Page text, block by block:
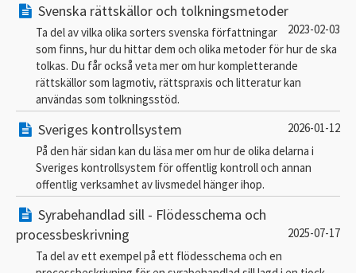
Svenska rättskällor och tolkningsmetoder
2023-02-03
Ta del av vilka olika sorters svenska författningar
som finns, hur du hittar dem och olika metoder för hur de ska
tolkas. Du får också veta mer om hur kompletterande
rättskällor som lagmotiv, rättspraxis och litteratur kan
användas som tolkningsstöd.
Sveriges kontrollsystem
2026-01-12
På den här sidan kan du läsa mer om hur de olika delarna i
Sveriges kontrollsystem för offentlig kontroll och annan
offentlig verksamhet av livsmedel hänger ihop.
Syrabehandlad sill - Flödesschema och
processbeskrivning
2025-07-17
Ta del av ett exempel på ett flödesschema och en